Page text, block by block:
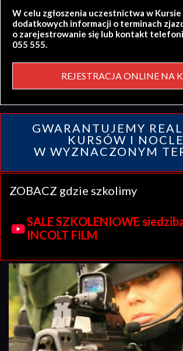
W celu zgłoszenia uczestnictwa w Kursie
dodatkowych informacji o terminach
o zarejestrowanie się lub kontakt
055 555.
REJESTRACJA ONLINE NA
GWARANTUJEMY
KURSÓW I
W WYZNACZONYM
ZOBACZ gdzie szkolimy
SALE SZKOLENIOWE
INCOLT FILM